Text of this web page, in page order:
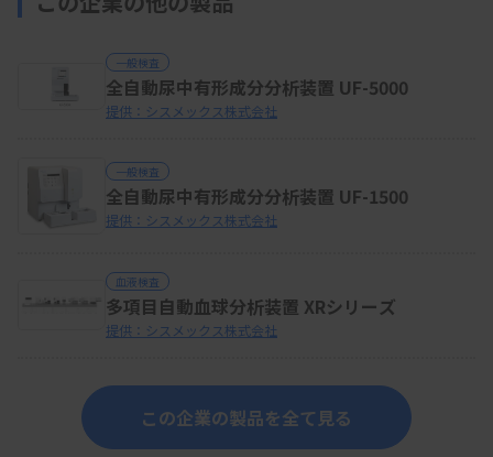
一般検査
全自動尿中有形成分分析装置 UF-5000
提供：シスメックス株式会社
一般検査
全自動尿中有形成分分析装置 UF-1500
提供：シスメックス株式会社
血液検査
多項目自動血球分析装置 XRシリーズ
提供：シスメックス株式会社
この企業の製品を全て見る